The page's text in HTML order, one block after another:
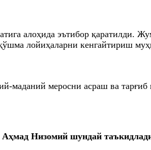
алоҳида эътибор қаратилди.
лойиҳаларни кенгайтириш
меросни асраш ва тарғиб
Низомий шундай